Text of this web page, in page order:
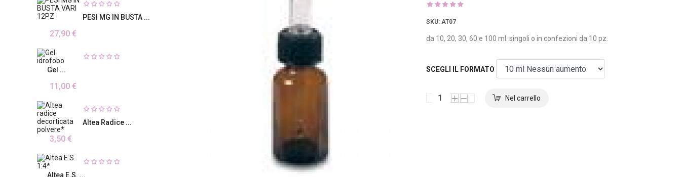
PESI MG IN BUSTA ...
27,90 €
Gel ...
11,00 €
Altea Radice ...
3,50 €
Altea E.S. ...
SKU: AT07
da 10, 20, 30, 60 e 100 ml. singoli o in confezioni da 10 pz.
SCEGLI IL FORMATO